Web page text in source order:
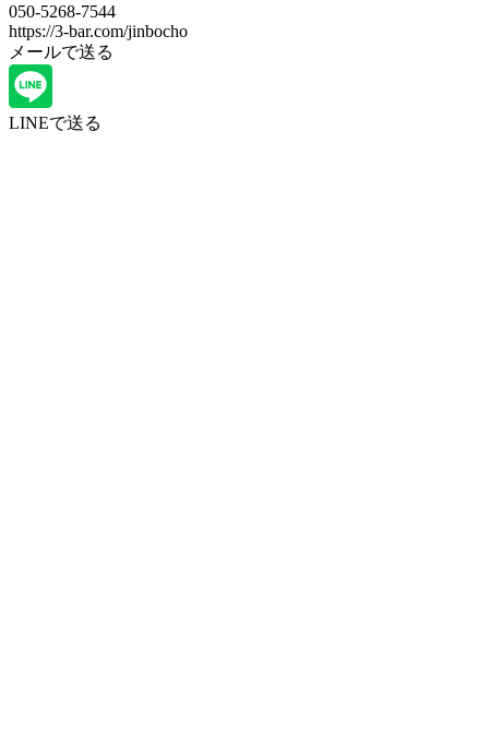
050-5268-7544
https://3-bar.com/jinbocho
メールで送る
LINEで送る